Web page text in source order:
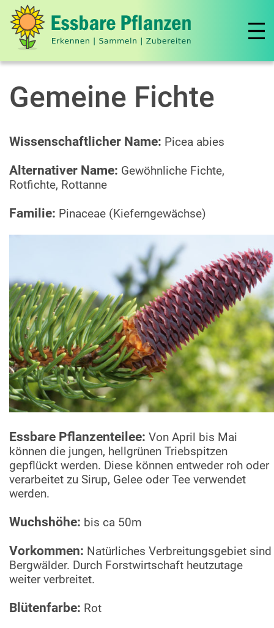
Gemeine Fichte
Wissenschaftlicher Name: Picea abies
Alternativer Name: Gewöhnliche Fichte,
Rotfichte, Rottanne
Familie: Pinaceae (Kieferngewächse)
Essbare Pflanzenteilee: Von April bis Mai
können die jungen, hellgrünen Triebspitzen
gepflückt werden. Diese können entweder roh oder
verarbeitet zu Sirup, Gelee oder Tee verwendet
werden.
Wuchshöhe: bis ca 50m
Vorkommen: Natürliches Verbreitungsgebiet sind
Bergwälder. Durch Forstwirtschaft heutzutage
weiter verbreitet.
Blütenfarbe: Rot